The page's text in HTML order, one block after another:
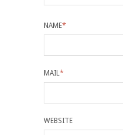
NAME*
MAIL*
WEBSITE